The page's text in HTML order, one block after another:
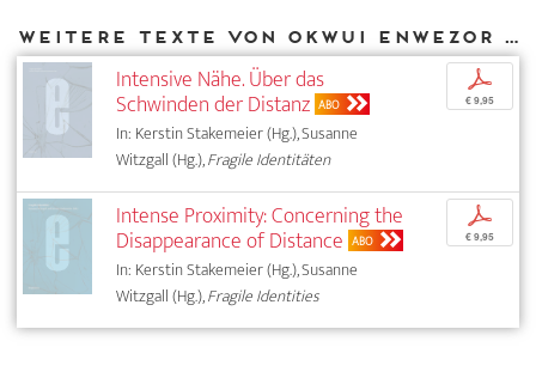
Weitere Texte von Okwui Enwezor bei DIAPHANES
Intensive Nähe. Über das
Schwinden der Distanz ABO
In: Kerstin Stakemeier (Hg.), Susanne
Witzgall (Hg.),Fragile Identitäten
p
€ 9,95
Intense Proximity: Concerning the
Disappearance of Distance ABO
In: Kerstin Stakemeier (Hg.), Susanne
Witzgall (Hg.),Fragile Identities
p
€ 9,95